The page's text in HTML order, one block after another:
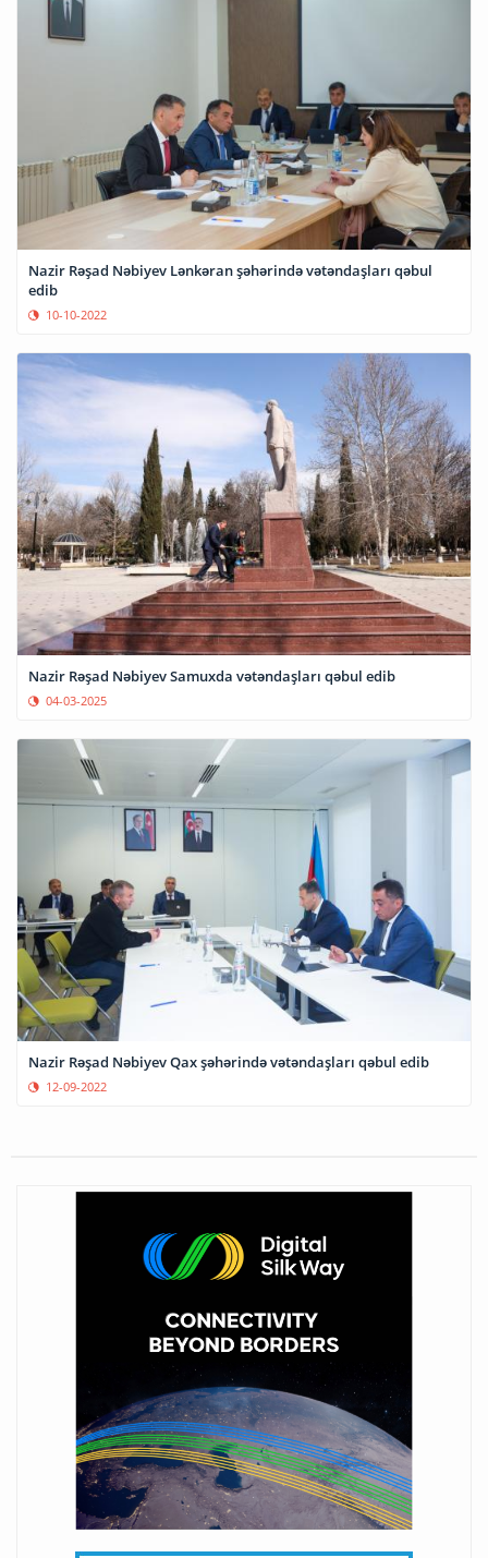
Nazir Rəşad Nəbiyev Lənkəran şəhərində vətəndaşları qəbul
edib
10-10-2022
Nazir Rəşad Nəbiyev Samuxda vətəndaşları qəbul edib
04-03-2025
Nazir Rəşad Nəbiyev Qax şəhərində vətəndaşları qəbul edib
12-09-2022